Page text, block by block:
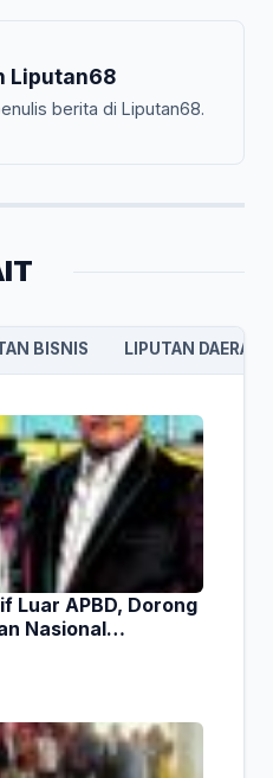
Liputan68
berita di Liputan68.
BISNIS LIPUTAN DAERAH
Luar APBD, Dorong
Nasional